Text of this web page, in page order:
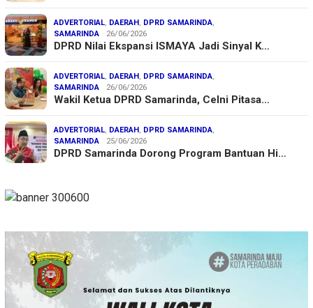
ADVERTORIAL, DAERAH, DPRD SAMARINDA,
SAMARINDA
26/06/2026
DPRD Nilai Ekspansi ISMAYA Jadi Sinyal K…
ADVERTORIAL, DAERAH, DPRD SAMARINDA,
SAMARINDA
26/06/2026
Wakil Ketua DPRD Samarinda, Celni Pitasa…
ADVERTORIAL, DAERAH, DPRD SAMARINDA,
SAMARINDA
25/06/2026
DPRD Samarinda Dorong Program Bantuan Hi…